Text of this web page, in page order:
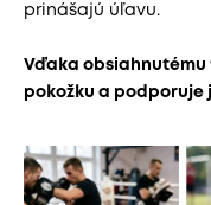
prinášajú úľavu.
Vďaka
pokožku a podporuje